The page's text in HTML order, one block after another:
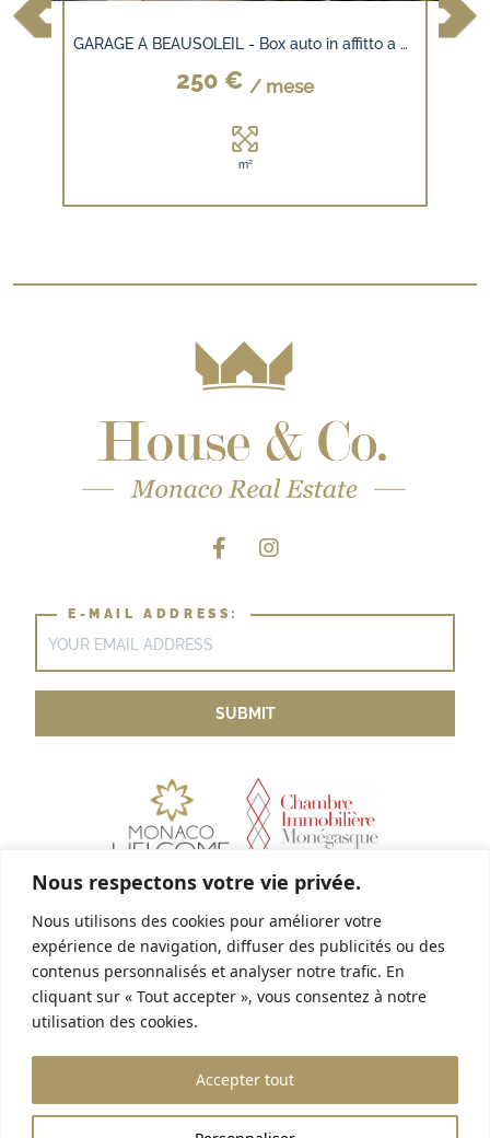
Nous respectons votre vie privée.
Nous utilisons des cookies pour améliorer votre
expérience de navigation, diffuser des publicités ou des
contenus personnalisés et analyser notre trafic. En
cliquant sur « Tout accepter », vous consentez à notre
utilisation des cookies.
Accepter tout
GARAGE A BEAUSOLEIL - Box auto in affitto a due passi da Monaco
250 € / mese
m²
15 boulevard Princesse Charlotte98000 Monaco
+377 93 25 18 18
E-MAIL ADDRESS:
Link utili
Avviso legale
Unisciti a noi!